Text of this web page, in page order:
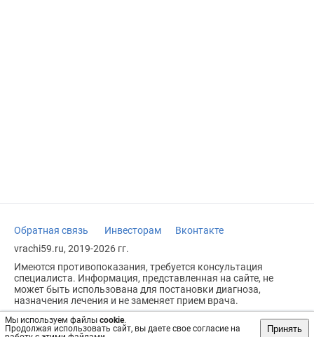
Мы используем файлы cookie.
Продолжая использовать сайт, вы даете свое согласие на
Принять
Обратная связь Инвесторам
Вконтакте
vrachi59.ru, 2019-2026 гг.
Имеются противопоказания, требуется консультация
специалиста. Информация, представленная на сайте, не
может быть использована для постановки диагноза,
назначения лечения и не заменяет прием врача.
Возрастное ограничение: 18+